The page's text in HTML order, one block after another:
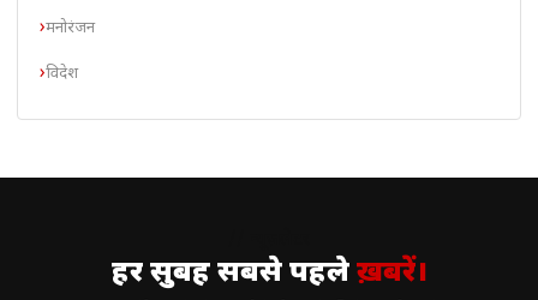
मनोरंजन
विदेश
हर सुबह सबसे पहलेख़बरें।